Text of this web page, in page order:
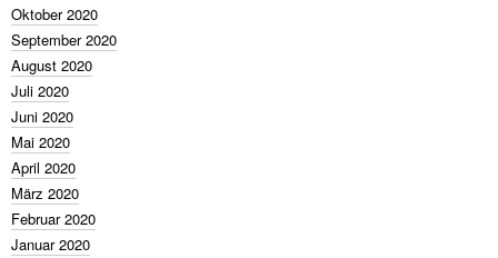
Oktober 2020
September 2020
August 2020
Juli 2020
Juni 2020
Mai 2020
April 2020
März 2020
Februar 2020
Januar 2020